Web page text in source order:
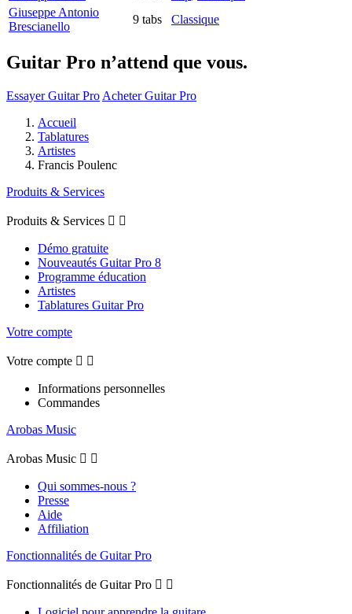
Giuseppe Antonio
Brescianello
9 tabs Classique
Guitar Pro n’attend que vous.
Essayer Guitar Pro Acheter Guitar Pro
Accueil
Tablatures
Artistes
Francis Poulenc
Produits & Services
Produits & Services  
Démo gratuite
Nouveautés Guitar Pro 8
Programme éducation
Artistes
Tablatures Guitar Pro
Votre compte
Votre compte  
Informations personnelles
Commandes
Arobas Music
Arobas Music  
Qui sommes-nous ?
Presse
Aide
Affiliation
Fonctionnalités de Guitar Pro
Fonctionnalités de Guitar Pro  